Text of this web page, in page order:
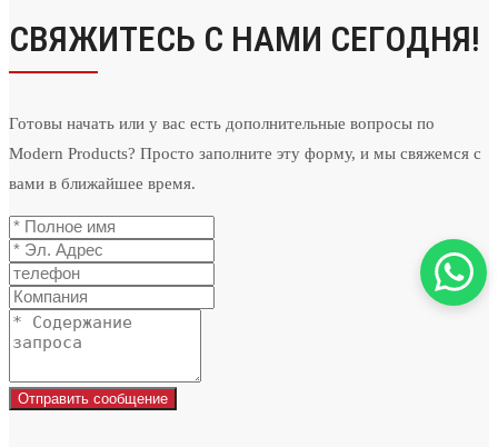
СВЯЖИТЕСЬ С НАМИ СЕГОДНЯ!
Готовы начать или у вас есть дополнительные вопросы по
Modern Products? Просто заполните эту форму, и мы свяжемся с
вами в ближайшее время.
Отправить сообщение